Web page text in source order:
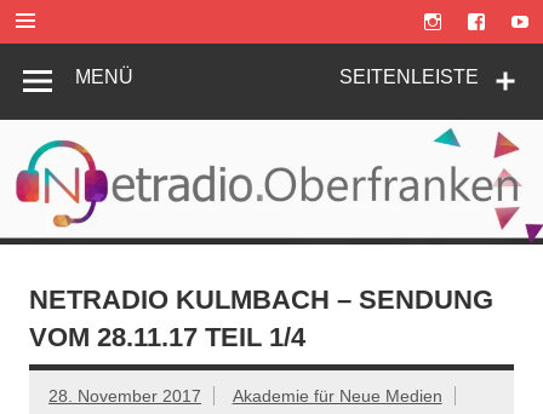
Inhalt
springen
SEITENLEISTE
MENÜ
NETRADIO KULMBACH – SENDUNG
VOM 28.11.17 TEIL 1/4
28. November 2017 Akademie für Neue Medien